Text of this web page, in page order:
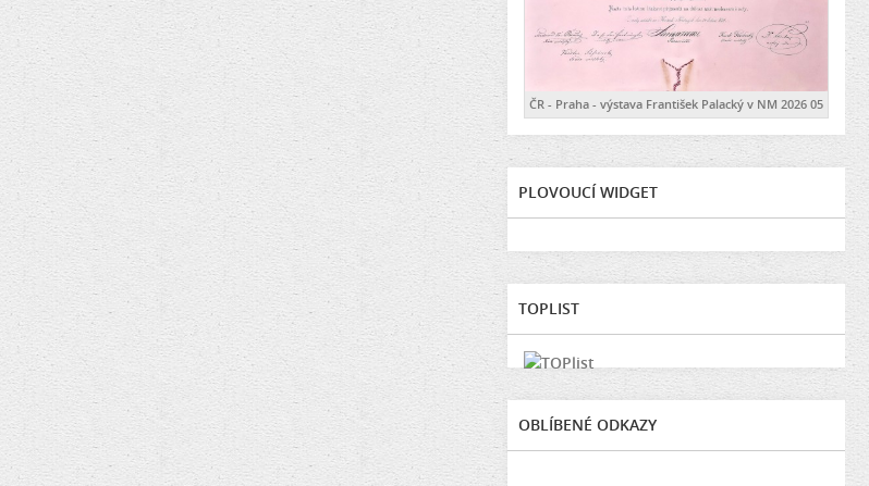
ČR - Praha - výstava František Palacký v NM 2026 05
PLOVOUCÍ WIDGET
TOPLIST
OBLÍBENÉ ODKAZY